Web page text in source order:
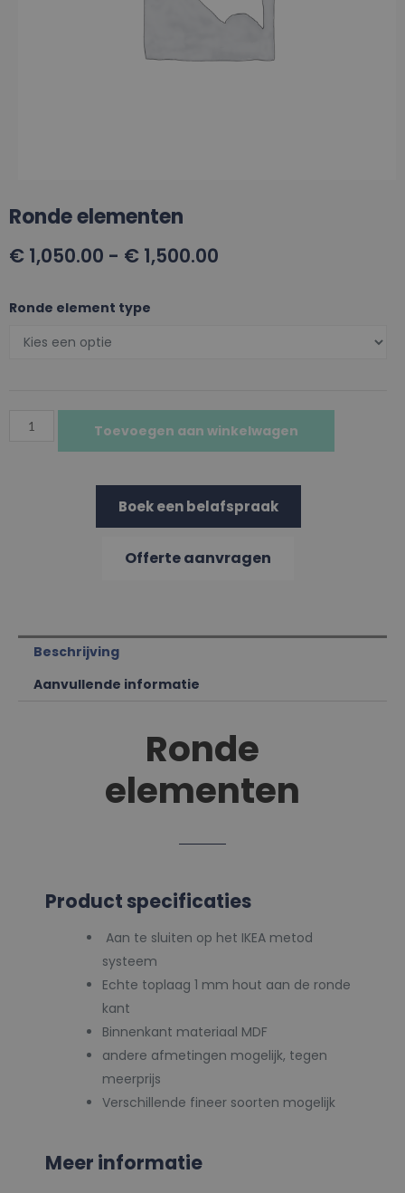
Ronde elementen
€ 1,050.00 - € 1,500.00
Ronde element type
Toevoegen aan winkelwagen
Boek een belafspraak
Offerte aanvragen
Beschrijving
Aanvullende informatie
Ronde
elementen
Product specificaties
Aan te sluiten op het IKEA metod
systeem
Echte toplaag 1 mm hout aan de ronde
kant
Binnenkant materiaal MDF
andere afmetingen mogelijk, tegen
meerprijs
Verschillende fineer soorten mogelijk
Meer informatie